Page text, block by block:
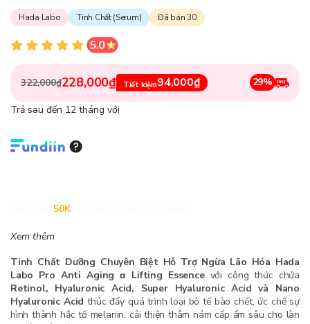
Hada Labo Tinh Chất (Serum) Đã bán 30
322,000₫228,000₫ Tiết kiệm94,000₫ 29%
Trả sau đến 12 tháng với
50K
Xem thêm
Tinh Chất Dưỡng Chuyên Biệt Hỗ Trợ Ngừa Lão Hóa Hada
Labo Pro Anti Aging α Lifting Essence với công thức chứa
Retinol, Hyaluronic Acid, Super Hyaluronic Acid và Nano
Hyaluronic Acid thúc đẩy quá trình loại bỏ tế bào chết, ức chế sự
hình thành hắc tố melanin, cải thiện thâm nám cấp ẩm sâu cho làn